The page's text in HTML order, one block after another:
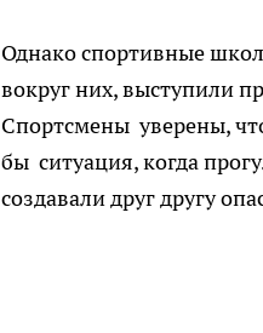
Однако спортивные
вокруг них, выступили
Спортсмены уверены,
бы ситуация, когда
создавали друг другу